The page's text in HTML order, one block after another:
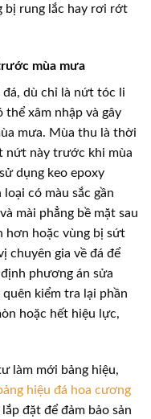
bị rung lắc hay rơi rớt
mùa mưa
dù chỉ là nứt tóc li
thể xâm nhập và gây
mưa. Mùa thu là thời
nứt này trước khi mùa
dụng keo epoxy
có màu sắc gần
mài phẳng bề mặt sau
hơn hoặc vùng bị sứt
chuyên gia về đá để
phương án sửa
kiểm tra lại phần
hoặc hết hiệu lực,
làm mới bảng hiệu,
hiệu đá hoa cương
đặt để đảm bảo sản